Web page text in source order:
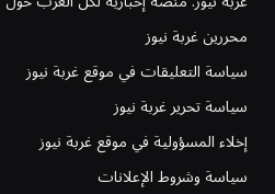
محررين غربة نيوز
سياسة التعليقات في موقع غربة نيوز
سياسة تحرير غربة نيوز
إخلاء المسؤولية في موقع غربة نيوز
سياسة وشروط الإعلانات